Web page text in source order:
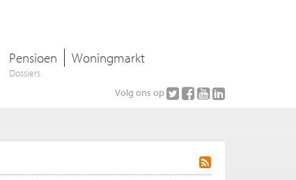
Pensioen Woningmarkt
Dossiers
Volg ons op